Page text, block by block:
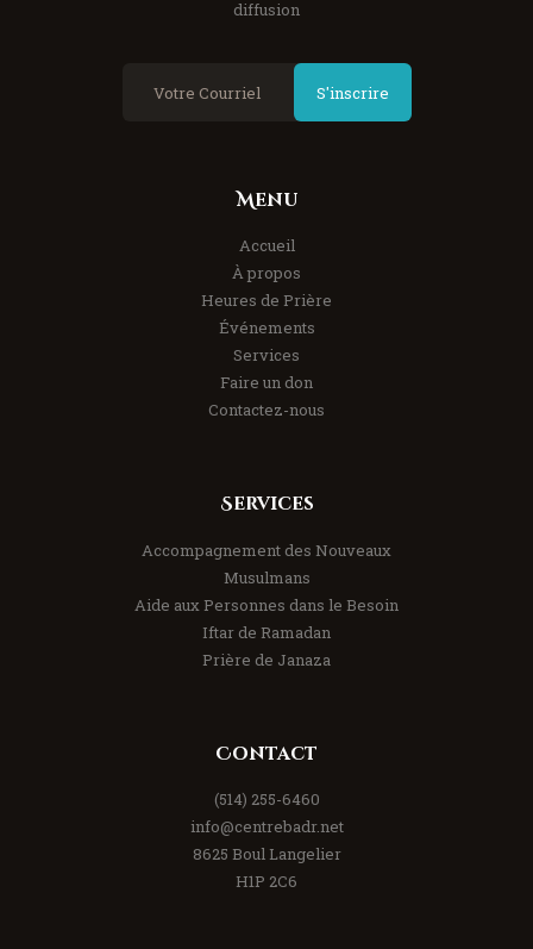
diffusion
S'inscrire
Menu
Accueil
À propos
Heures de Prière
Événements
Services
Faire un don
Contactez-nous
Services
Accompagnement des Nouveaux
Musulmans
Aide aux Personnes dans le Besoin
Iftar de Ramadan
Prière de Janaza
Contact
(514) 255-6460
info@centrebadr.net
8625 Boul Langelier
H1P 2C6